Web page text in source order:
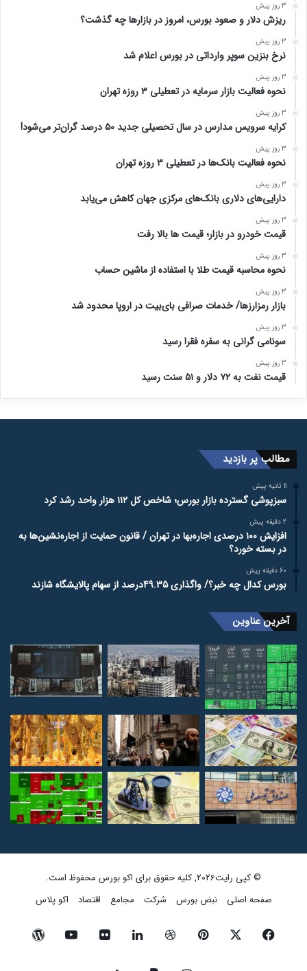
3 روز پیش
ریزش دلار و صعود بورس، امروز در بازارها چه گذشت؟
3 روز پیش
نرخ بنزین سوپر وارداتی در بورس اعلام شد
3 روز پیش
نحوه فعالیت بازار سرمایه در تعطیلی ۳ روزه تهران
3 روز پیش
کرایه سرویس مدارس در سال تحصیلی جدید ۵۰ درصد گران‌تر می‌شود!
3 روز پیش
نحوه فعالیت بانک‌ها در تعطیلی ۳ روزه تهران
3 روز پیش
دارایی‌های دلاری بانک‌های مرکزی جهان کاهش می‌یابد
3 روز پیش
قیمت خودرو در بازار؛ قیمت ها بالا رفت
3 روز پیش
نحوه محاسبه قیمت طلا با استفاده از ماشین حساب
3 روز پیش
بازار رمزارزها/ خدمات صرافی بای‌بیت در اروپا محدود شد
3 روز پیش
سونامی گرانی به سفره فقرا رسید
3 روز پیش
قیمت نفت به ۷۲ دلار و ۵۱ سنت رسید
مطالب پر بازدید
11 ثانیه پیش
سبزپوشی گسترده بازار بورس؛ شاخص کل ۱۱۲ هزار واحد رشد کرد
2 دقیقه پیش
افزایش ۱۰۰ درصدی اجاره‌بها در تهران / قانون حمایت از اجاره‌نشین‌ها به
در بسته خورد؟
60 دقیقه پیش
بورس کدال چه خبر؟/ واگذاری 49.35درصد از سهام پالایشگاه شازند
آخرین عناوین
© کپی رایت2026, کلیه حقوق برای اکو بورس محفوظ است.
صفحه اصلی
نبض بورس شرکت مجامع اقتصاد اکو پلاس
فیسبوک ایکس پینتریستدریبببل لینکداین تصاویر
یوتیوب